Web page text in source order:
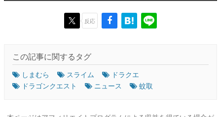
反応
この記事に関するタグ
しまむら スライム
ドラクエ
ドラゴンクエスト
ニュース 蚊取